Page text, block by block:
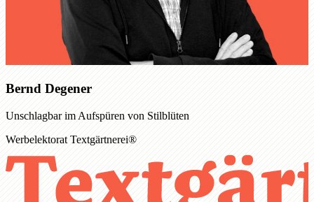
Bernd Degener
Unschlagbar im Aufspüren von Stilblüten
Werbelektorat Textgärtnerei®